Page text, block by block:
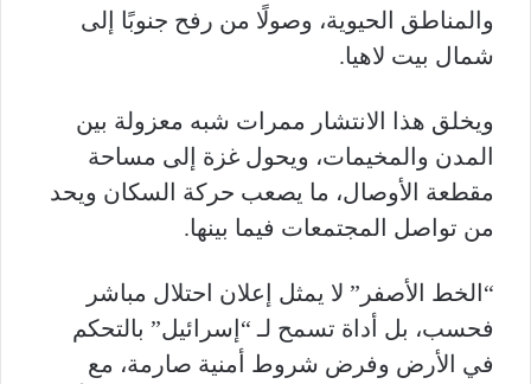
والمناطق الحيوية، وصولًا من رفح جنوبًا إلى
شمال بيت لاهيا.
ويخلق هذا الانتشار ممرات شبه معزولة بين
المدن والمخيمات، ويحول غزة إلى مساحة
مقطعة الأوصال، ما يصعب حركة السكان ويحد
من تواصل المجتمعات فيما بينها.
“الخط الأصفر” لا يمثل إعلان احتلال مباشر
فحسب، بل أداة تسمح لـ “إسرائيل” بالتحكم
في الأرض وفرض شروط أمنية صارمة، مع